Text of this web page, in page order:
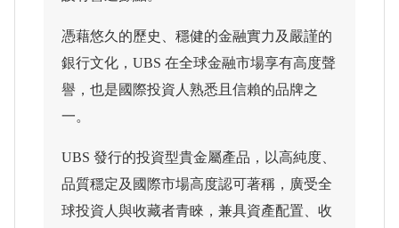
憑藉悠久的歷史、穩健的金融實力及嚴謹的
銀行文化，UBS 在全球金融市場享有高度聲
譽，也是國際投資人熟悉且信賴的品牌之
一。
UBS 發行的投資型貴金屬產品，以高純度、
品質穩定及國際市場高度認可著稱，廣受全
球投資人與收藏者青睞，兼具資產配置、收